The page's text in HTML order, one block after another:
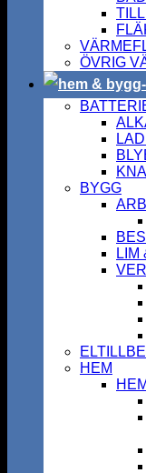
ÖVRIG
BYGG
LIM
HEM